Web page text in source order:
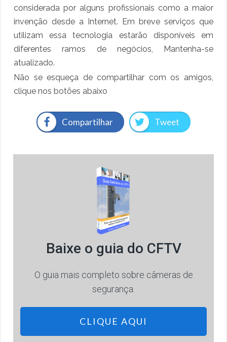
considerada por alguns profissionais como a maior
invenção desde a Internet. Em breve serviços que
utilizam essa tecnologia estarão disponíveis em
diferentes ramos de negócios, Mantenha-se
atualizado.
Não se esqueça de compartilhar com os amigos,
clique nos botões abaixo
Compartilhar Tweet
Baixe o guia do CFTV
O guia mais completo sobre câmeras de
segurança.
CLIQUE AQUI